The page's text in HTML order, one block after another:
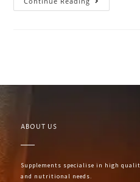
ABOUT US
Supplements specialise in high
and nutritional needs.